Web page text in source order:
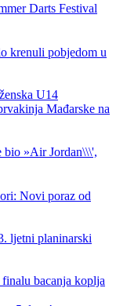
Darts Festival
krenuli pobjedom u
U14
Mađarske na
»Air Jordan\\\',
Novi poraz od
ljetni planinarski
bacanja koplja